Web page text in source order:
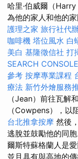
哈里·伯威爾（
為他的家人和他的
護理之家 旅行社代
咖啡機 塔位風水 白
美白 基隆徵信社 打
SEARCH CONSOLE
參考 按摩專業課程
療法 新竹外燴服務
（Jean）前往瓦解
（Cowpens），以
台北推拿按摩 然後
逃脫並鼓勵他的同胞
爾斯特蘇格蘭人是
並且具有與高地的